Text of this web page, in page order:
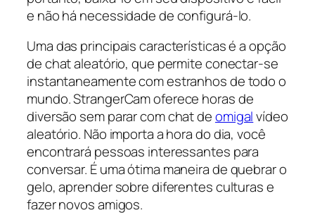
e não há necessidade de configurá-lo.
Uma das principais características é a opção
de chat aleatório, que permite conectar-se
instantaneamente com estranhos de todo o
mundo. StrangerCam oferece horas de
diversão sem parar com chat deomigalvídeo
aleatório. Não importa a hora do dia, você
encontrará pessoas interessantes para
conversar. É uma ótima maneira de quebrar o
gelo, aprender sobre diferentes culturas e
fazer novos amigos.